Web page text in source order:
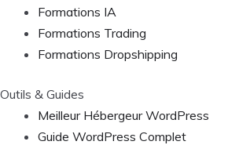
Formations IA
Formations Trading
Formations Dropshipping
Outils & Guides
Meilleur Hébergeur WordPress
Guide WordPress Complet